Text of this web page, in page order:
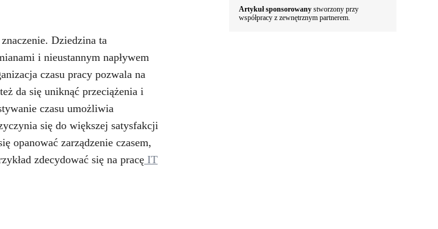
Dziedzina ta
i nieustannym napływem
czasu pracy pozwala na
da się uniknąć przeciążenia i
czasu umożliwia
się do większej satysfakcji
opanować zarządzenie czasem,
zdecydować się na pracę IT
Artykuł sponsorowany stworzony przy
współpracy z zewnętrznym partnerem.